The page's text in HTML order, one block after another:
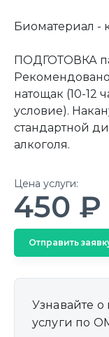
Биоматериал -
ПОДГОТОВКА
Рекомендовано
натощак (10-12
условие).
стандартной
алкоголя.
Цена услуги:
450 ₽
Отправить
Узнавайте
услуги по